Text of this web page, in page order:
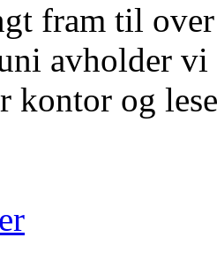
fram til
avholder
kontor og